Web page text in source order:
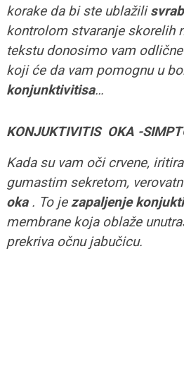
korake da bi ste ublažili
kontrolom stvaranje skorelih
tekstu donosimo vam
koji će da vam pomognu u
konjunktivitisa…
KONJUKTIVITIS OKA -
Kada su vam oči crvene,
gumastim sekretom,
oka. To jezapaljenje
membrane koja oblaže
prekriva očnu jabučicu.